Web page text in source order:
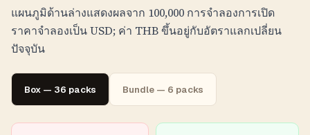
แผนภูมิด้านล่างแสดงผลจาก 100,000 การจำลองการเปิด
ราคาจำลองเป็น USD; ค่า THBขึ้นอยู่กับอัตราแลกเปลี่ยน
ปัจจุบัน
Box — 36 packs Bundle — 6 packs